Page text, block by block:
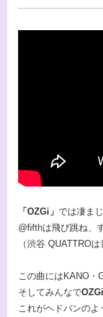
「OZGi」 では凄ま
@fifthは飛び跳ね、
（渋谷 QUATTRO
この曲にはKANO・
そしてみんなで
これがヘドバンのよ